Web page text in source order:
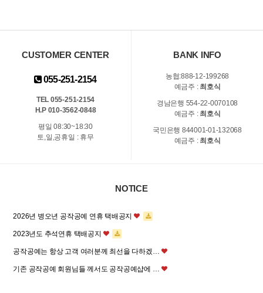
CUSTOMER CENTER
055-251-2154
TEL 055-251-2154
H.P 010-3562-0848
평일 08:30~18:30
토,일,공휴일 : 휴무
BANK INFO
농협:888-12-199268
예금주 : 최호식
경남은행 554-22-0070108
예금주 : 최호식
국민은행 844001-01-132068
예금주 : 최호식
NOTICE
2026년 병오년 공작공예 연휴 택배공지
2023년도 추석연휴 택배공지
공작공예는 항상 고객 여러분께 최선을 다하겠…
기존 공작공예 회원님들 께서도 공작공예샵에 …